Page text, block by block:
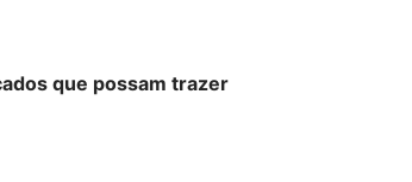
que possam trazer